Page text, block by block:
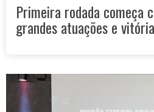
Primeira rodada começa
grandes atuações e